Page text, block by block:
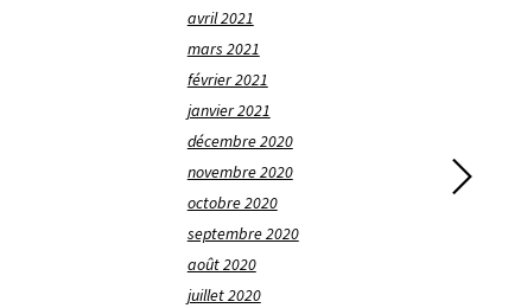
avril 2021
mars 2021
février 2021
janvier 2021
décembre 2020
novembre 2020
octobre 2020
septembre 2020
août 2020
juillet 2020